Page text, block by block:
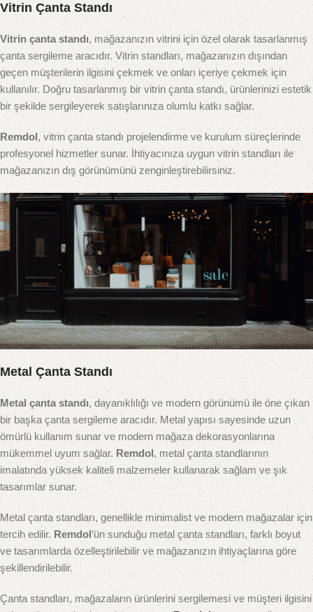
Vitrin Çanta Standı
Vitrin çanta standı, mağazanızın vitrini için özel olarak tasarlanmış
çanta sergileme aracıdır. Vitrin standları, mağazanızın dışından
geçen müşterilerin ilgisini çekmek ve onları içeriye çekmek için
kullanılır. Doğru tasarlanmış bir vitrin çanta standı, ürünlerinizi estetik
bir şekilde sergileyerek satışlarınıza olumlu katkı sağlar.
Remdol, vitrin çanta standı projelendirme ve kurulum süreçlerinde
profesyonel hizmetler sunar. İhtiyacınıza uygun vitrin standları ile
mağazanızın dış görünümünü zenginleştirebilirsiniz.
Metal Çanta Standı
Metal çanta standı, dayanıklılığı ve modern görünümü ile öne çıkan
bir başka çanta sergileme aracıdır. Metal yapısı sayesinde uzun
ömürlü kullanım sunar ve modern mağaza dekorasyonlarına
mükemmel uyum sağlar. Remdol, metal çanta standlarının
imalatında yüksek kaliteli malzemeler kullanarak sağlam ve şık
tasarımlar sunar.
Metal çanta standları, genellikle minimalist ve modern mağazalar için
tercih edilir. Remdol’ün sunduğu metal çanta standları, farklı boyut
ve tasarımlarda özelleştirilebilir ve mağazanızın ihtiyaçlarına göre
şekillendirilebilir.
Çanta standları, mağazaların ürünlerini sergilemesi ve müşteri ilgisini